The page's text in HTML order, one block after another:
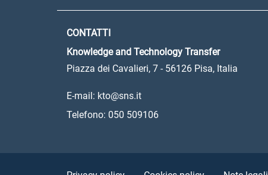
CONTATTI
Knowledge and Technology Transfer
Piazza dei Cavalieri, 7 - 56126 Pisa, Italia
E-mail: kto@sns.it
Telefono: 050 509106